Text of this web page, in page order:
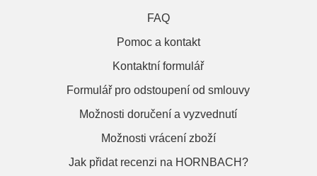
FAQ
Pomoc a kontakt
Kontaktní formulář
Formulář pro odstoupení od smlouvy
Možnosti doručení a vyzvednutí
Možnosti vrácení zboží
Jak přidat recenzi na HORNBACH?